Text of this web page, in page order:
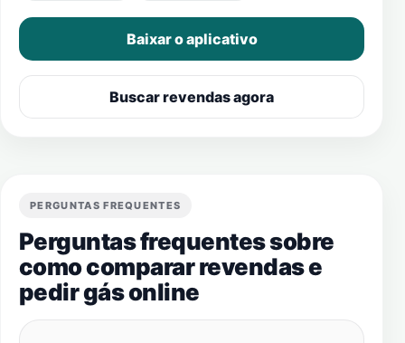
Baixar o aplicativo
Buscar revendas agora
PERGUNTAS FREQUENTES
Perguntas frequentes sobre
como comparar revendas e
pedir gás online